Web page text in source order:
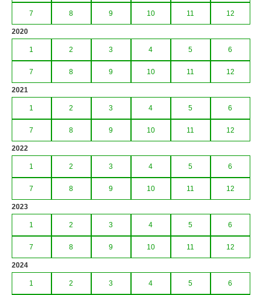
7 8 9 10 11 12
2020
1 2 3 4 5 6
7 8 9 10 11 12
2021
1 2 3 4 5 6
7 8 9 10 11 12
2022
1 2 3 4 5 6
7 8 9 10 11 12
2023
1 2 3 4 5 6
7 8 9 10 11 12
2024
1 2 3 4 5 6